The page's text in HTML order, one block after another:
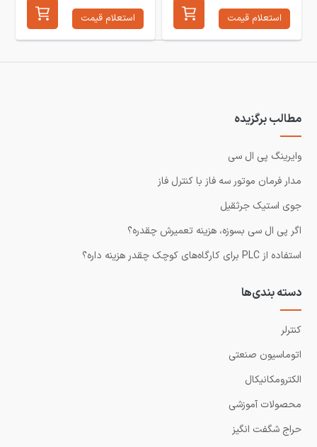
استعلام قیمت استعلام قیمت
مطالب برگزیده
وایرینگ پی ال سی
مدار فرمان موتور سه فاز با کنترل فاز
جوی استیک جرثقیل
اگر پی ال سی بسوزه، هزینه تعمیرش چقدره؟
استفاده از PLC برای کارگاه‌های کوچک چقدر هزینه داره؟
دسته بندی‌ها
کنترلر
اتوماسیون صنعتی
الکترومکانیکال
محصولات آموزشی
حراج شگفت انگیز